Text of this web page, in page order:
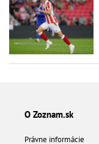
O Zoznam.sk
Právne informácie